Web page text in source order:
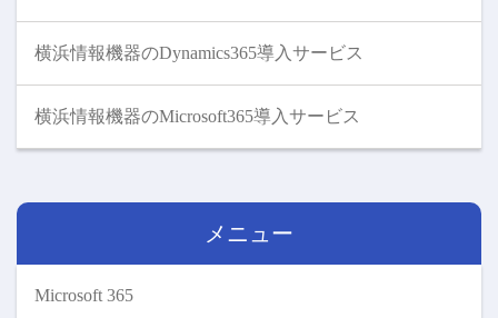
横浜情報機器のDynamics365導入サービス
横浜情報機器のMicrosoft365導入サービス
メニュー
Microsoft 365